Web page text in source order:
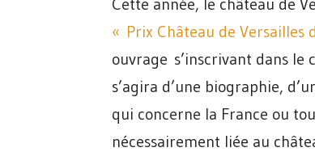
Cette année, le château de
« Prix Château de Versailles
ouvrage s’inscrivant dans le
s’agira d’une biographie,
qui concerne la France ou
nécessairement liée au